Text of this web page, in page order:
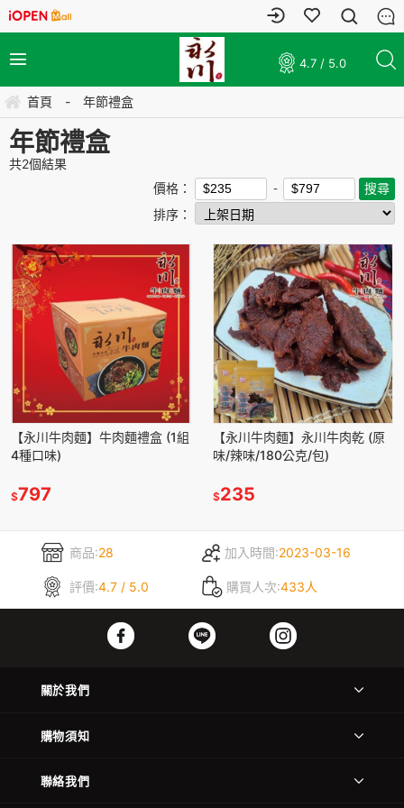
4.7 / 5.0
首頁 - 年節禮盒
年節禮盒
共2個結果
價格：
排序：
【永川牛肉麵】牛肉麵禮盒 (1組
4種口味)
$797
【永川牛肉麵】永川牛肉乾 (原
味/辣味/180公克/包)
$235
商品:28 加入時間:2023-03-16
評價:4.7 / 5.0 購買人次:433人
關於我們
購物須知
聯絡我們